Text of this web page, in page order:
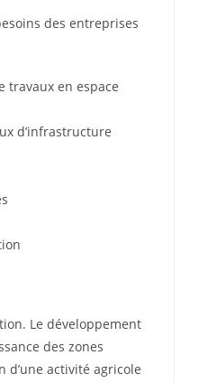
des entreprises
travaux en espace
d’infrastructure
Le développement
des zones
activité agricole